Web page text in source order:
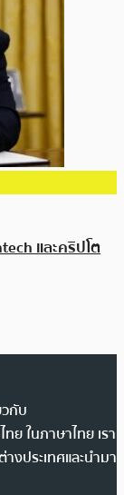
และคริปโต
กับ
ย ในภาษาไทย เรา
งประเทศและนำมา